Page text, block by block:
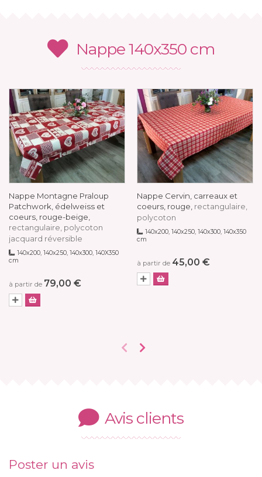
Nappe 140x350 cm
Nappe Montagne Praloup
Patchwork, édelweiss et
coeurs, rouge-beige,
rectangulaire, polycoton
jacquard réversible
140x200, 140x250, 140x300, 140X350
cm
à partir de 79,00 €
Nappe Cervin, carreaux et
coeurs, rouge, rectangulaire,
polycoton
140x200, 140x250, 140x300, 140x350
cm
à partir de 45,00 €
Avis clients
Poster un avis